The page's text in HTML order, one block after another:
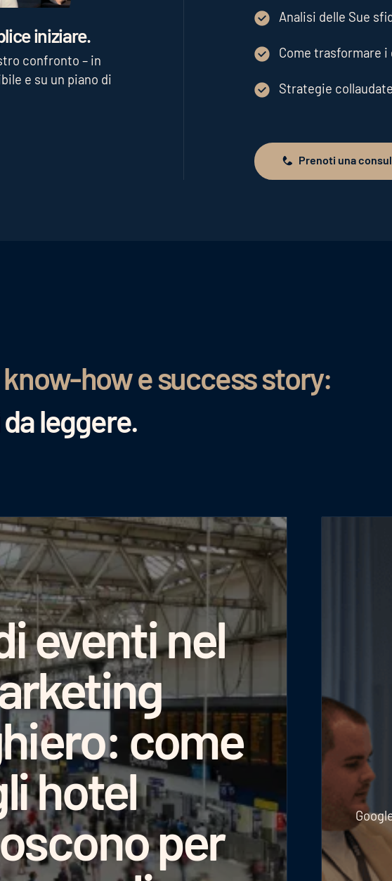
iniziare.
confronto – in
e su un piano di
Analisi delle Sue
Come trasformare
Strategie
Prenoti una consulenza
Prenoti una
how e success story:
leggere.
eventi nel
come
hotel
per